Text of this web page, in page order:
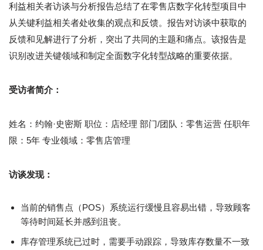
利益相关者访谈与分析报告总结了在零售店数字化转型项目中
从关键利益相关者处收集的观点和反馈。报告对访谈中获取的
反馈和见解进行了分析，突出了共同的主题和痛点。该报告是
识别改进关键领域和制定全面数字化转型战略的重要依据。
受访者简介：
姓名：约翰·史密斯 职位：店经理 部门/团队：零售运营 任职年
限：5年 专业领域：零售店管理
访谈发现：
当前的销售点（POS）系统运行缓慢且容易出错，导致顾客
等待时间延长并感到沮丧。
库存管理系统已过时，需要手动跟踪，导致库存数量不一致